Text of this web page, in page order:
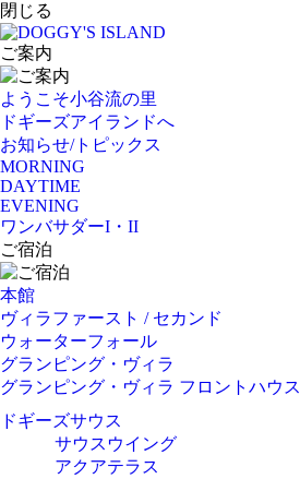
閉じる
ご案内
ようこそ小谷流の里
ドギーズアイランドへ
お知らせ/トピックス
MORNING
DAYTIME
EVENING
ワンバサダーI・II
ご宿泊
本館
ヴィラファースト / セカンド
ウォーターフォール
グランピング・ヴィラ
グランピング・ヴィラ フロントハウス
ドギーズサウス
サウスウイング
アクアテラス